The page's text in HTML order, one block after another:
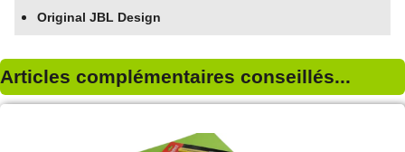
Original JBL Design
Articles complémentaires conseillés...